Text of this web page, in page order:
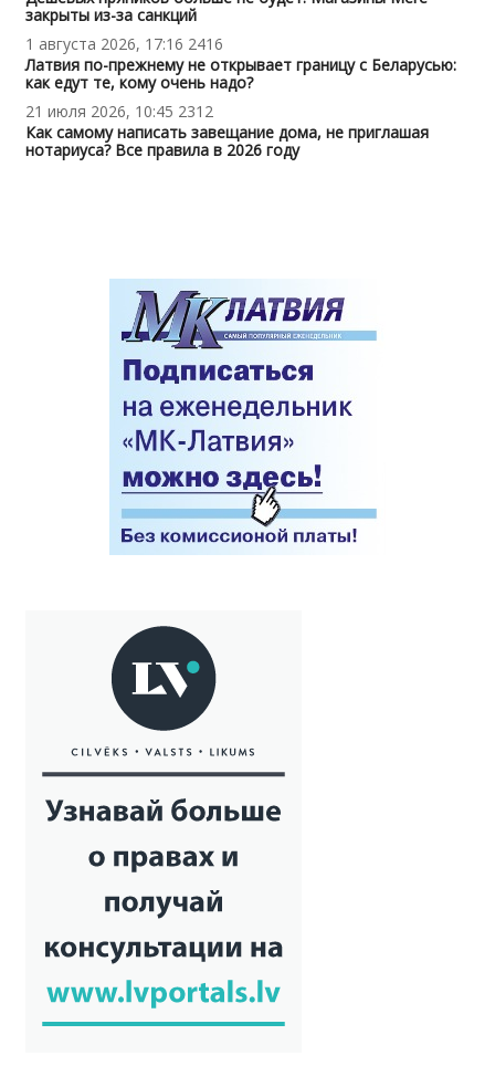
закрыты из-за санкций
1 августа 2026, 17:16 2416
Латвия по-прежнему не открывает границу с Беларусью:
как едут те, кому очень надо?
21 июля 2026, 10:45 2312
Как самому написать завещание дома, не приглашая
нотариуса? Все правила в 2026 году